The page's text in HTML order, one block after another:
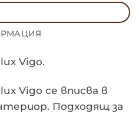
Vigo.
Vigo се вписва в
Подходящ за